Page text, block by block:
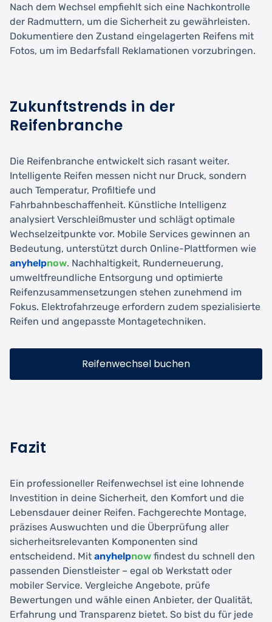
Nach dem Wechsel empfiehlt sich eine Nachkontrolle
der Radmuttern, um die Sicherheit zu gewährleisten.
Dokumentiere den Zustand eingelagerten Reifens mit
Fotos, um im Bedarfsfall Reklamationen vorzubringen.
Zukunftstrends in der
Reifenbranche
Die Reifenbranche entwickelt sich rasant weiter.
Intelligente Reifen messen nicht nur Druck, sondern
auch Temperatur, Profiltiefe und
Fahrbahnbeschaffenheit. Künstliche Intelligenz
analysiert Verschleißmuster und schlägt optimale
Wechselzeitpunkte vor. Mobile Services gewinnen an
Bedeutung, unterstützt durch Online-Plattformen wie
anyhelpnow. Nachhaltigkeit, Runderneuerung,
umweltfreundliche Entsorgung und optimierte
Reifenzusammensetzungen stehen zunehmend im
Fokus. Elektrofahrzeuge erfordern zudem spezialisierte
Reifen und angepasste Montagetechniken.
Reifenwechsel buchen
Fazit
Ein professioneller Reifenwechsel ist eine lohnende
Investition in deine Sicherheit, den Komfort und die
Lebensdauer deiner Reifen. Fachgerechte Montage,
präzises Auswuchten und die Überprüfung aller
sicherheitsrelevanten Komponenten sind
entscheidend. Mit anyhelpnow findest du schnell den
passenden Dienstleister – egal ob Werkstatt oder
mobiler Service. Vergleiche Angebote, prüfe
Bewertungen und wähle einen Anbieter, der Qualität,
Erfahrung und Transparenz bietet. So bist du für jede